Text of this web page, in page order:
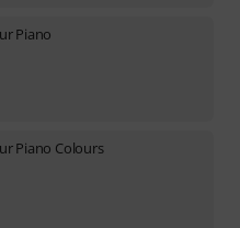
Piano
Piano Colours